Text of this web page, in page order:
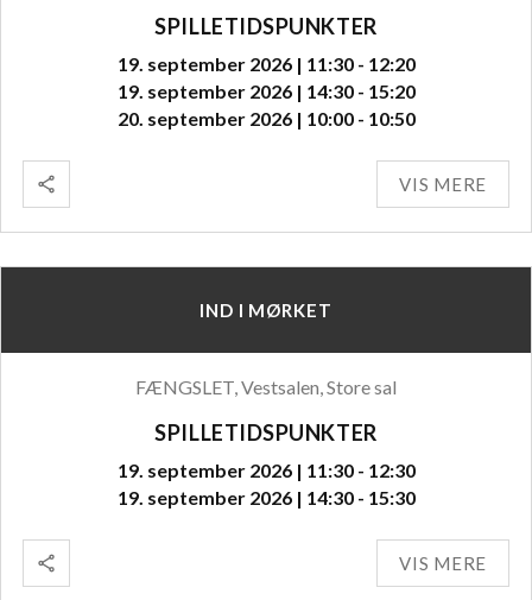
SPILLETIDSPUNKTER
19. september 2026 | 11:30 - 12:20
19. september 2026 | 14:30 - 15:20
20. september 2026 | 10:00 - 10:50
VIS MERE
IND I MØRKET
FÆNGSLET, Vestsalen, Store sal
SPILLETIDSPUNKTER
19. september 2026 | 11:30 - 12:30
19. september 2026 | 14:30 - 15:30
VIS MERE